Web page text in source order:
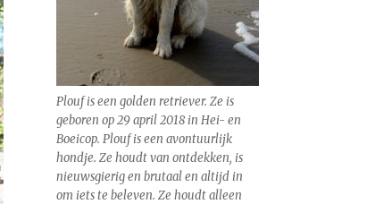
Plouf is een golden retriever. Ze is
geboren op 29 april 2018 in Hei- en
Boeicop. Plouf is een avontuurlijk
hondje. Ze houdt van ontdekken, is
nieuwsgierig en brutaal en altijd in
om iets te beleven. Ze houdt alleen